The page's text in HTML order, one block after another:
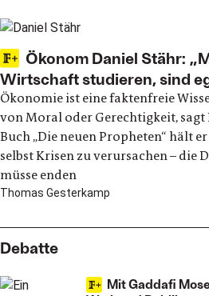
Ökonom Daniel Stähr:
Wirtschaft studieren, sind
Ökonomie ist eine faktenfreie
von Moral oder Gerechtigkeit, sagt
Buch „Die neuen Propheten“ hält
selbst Krisen zu verursachen – die
müsse enden
Thomas Gesterkamp
Debatte
Mit Gaddafi